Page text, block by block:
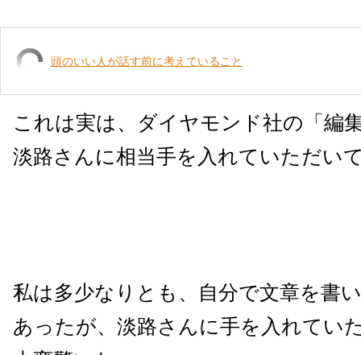
頭のいい人が話す前に考えていること
これは実は、ダイヤモンド社の「編
淡路さんに相当手を入れていただい
私は多少なりとも、自分で文章を書
あったが、淡路さんに手を入れてい